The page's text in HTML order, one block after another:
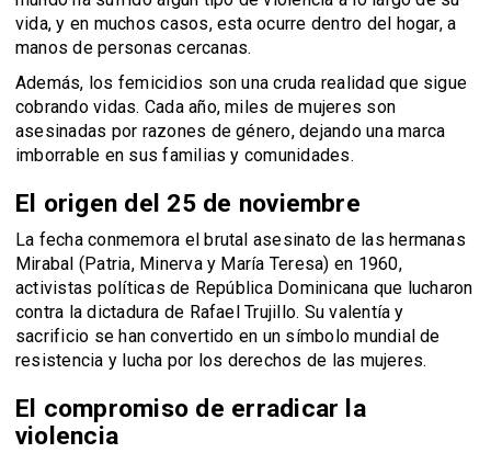
vida, y en muchos casos, esta ocurre dentro del hogar, a
manos de personas cercanas.
Además, los femicidios son una cruda realidad que sigue
cobrando vidas. Cada año, miles de mujeres son
asesinadas por razones de género, dejando una marca
imborrable en sus familias y comunidades.
El origen del 25 de noviembre
La fecha conmemora el brutal asesinato de las hermanas
Mirabal (Patria, Minerva y María Teresa) en 1960,
activistas políticas de República Dominicana que lucharon
contra la dictadura de Rafael Trujillo. Su valentía y
sacrificio se han convertido en un símbolo mundial de
resistencia y lucha por los derechos de las mujeres.
El compromiso de erradicar la
violencia